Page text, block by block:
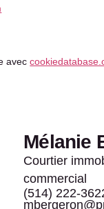
avec
Mélanie
Courtier
commercial
(514) 222-